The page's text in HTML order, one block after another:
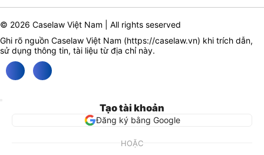
© 2026 Caselaw Việt Nam | All rights seserved
Ghi rõ nguồn Caselaw Việt Nam (https://caselaw.vn) khi trích dẫn,
sử dụng thông tin, tài liệu từ địa chỉ này.
Tạo tài khoản
Đăng ký bằng Google
HOẶC